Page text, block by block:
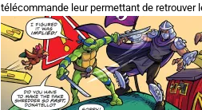
télécommande leur permettant de retrouver